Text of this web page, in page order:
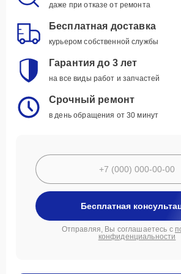
даже при отказе от ремонта
Бесплатная доставка
курьером собственной службы
Гарантия до 3 лет
на все виды работ и запчастей
Срочный ремонт
в день обращения от 30 минут
Бесплатная
Отправляя, Вы соглашаетесь с
конфиденциальности